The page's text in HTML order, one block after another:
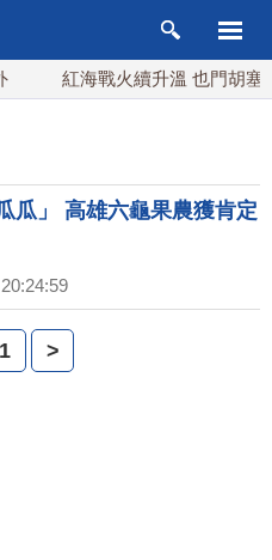
紅海戰火續升溫 也門胡塞
瓜」 高雄六龜果農獲肯定
1 >